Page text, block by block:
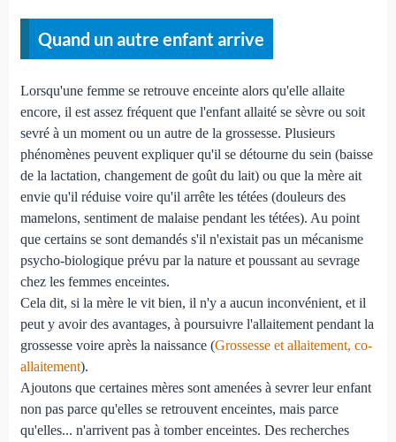
Quand un autre enfant arrive
Lorsqu'une femme se retrouve enceinte alors qu'elle allaite
encore, il est assez fréquent que l'enfant allaité se sèvre ou soit
sevré à un moment ou un autre de la grossesse. Plusieurs
phénomènes peuvent expliquer qu'il se détourne du sein (baisse
de la lactation, changement de goût du lait) ou que la mère ait
envie qu'il réduise voire qu'il arrête les tétées (douleurs des
mamelons, sentiment de malaise pendant les tétées). Au point
que certains se sont demandés s'il n'existait pas un mécanisme
psycho-biologique prévu par la nature et poussant au sevrage
chez les femmes enceintes.
Cela dit, si la mère le vit bien, il n'y a aucun inconvénient, et il
peut y avoir des avantages, à poursuivre l'allaitement pendant la
grossesse voire après la naissance (Grossesse et allaitement, co-
allaitement).
Ajoutons que certaines mères sont amenées à sevrer leur enfant
non pas parce qu'elles se retrouvent enceintes, mais parce
qu'elles... n'arrivent pas à tomber enceintes. Des recherches